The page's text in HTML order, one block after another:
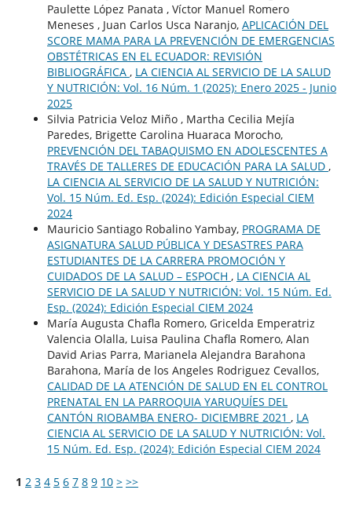
Paulette López Panata , Víctor Manuel Romero
Meneses , Juan Carlos Usca Naranjo, APLICACIÓN DEL
SCORE MAMA PARA LA PREVENCIÓN DE EMERGENCIAS
OBSTÉTRICAS EN EL ECUADOR: REVISIÓN
BIBLIOGRÁFICA , LA CIENCIA AL SERVICIO DE LA SALUD
Y NUTRICIÓN: Vol. 16 Núm. 1 (2025): Enero 2025 - Junio
2025
Silvia Patricia Veloz Miño , Martha Cecilia Mejía
Paredes, Brigette Carolina Huaraca Morocho,
PREVENCIÓN DEL TABAQUISMO EN ADOLESCENTES A
TRAVÉS DE TALLERES DE EDUCACIÓN PARA LA SALUD ,
LA CIENCIA AL SERVICIO DE LA SALUD Y NUTRICIÓN:
Vol. 15 Núm. Ed. Esp. (2024): Edición Especial CIEM
2024
Mauricio Santiago Robalino Yambay, PROGRAMA DE
ASIGNATURA SALUD PÚBLICA Y DESASTRES PARA
ESTUDIANTES DE LA CARRERA PROMOCIÓN Y
CUIDADOS DE LA SALUD – ESPOCH , LA CIENCIA AL
SERVICIO DE LA SALUD Y NUTRICIÓN: Vol. 15 Núm. Ed.
Esp. (2024): Edición Especial CIEM 2024
María Augusta Chafla Romero, Gricelda Emperatriz
Valencia Olalla, Luisa Paulina Chafla Romero, Alan
David Arias Parra, Marianela Alejandra Barahona
Barahona, María de los Angeles Rodriguez Cevallos,
CALIDAD DE LA ATENCIÓN DE SALUD EN EL CONTROL
PRENATAL EN LA PARROQUIA YARUQUÍES DEL
CANTÓN RIOBAMBA ENERO- DICIEMBRE 2021 , LA
CIENCIA AL SERVICIO DE LA SALUD Y NUTRICIÓN: Vol.
15 Núm. Ed. Esp. (2024): Edición Especial CIEM 2024
1 2 3 4 5 6 7 8 9 10 > >>